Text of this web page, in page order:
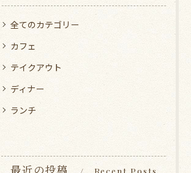
全てのカテゴリー
カフェ
テイクアウト
ディナー
ランチ
最近の投稿 Recent Posts